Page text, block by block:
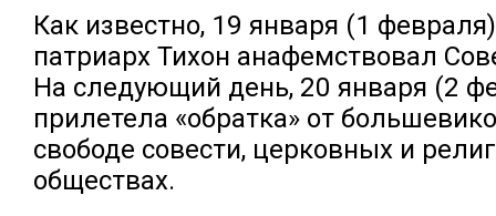
Как известно, 19 января (1
патриарх Тихон анафемствовал
На следующий день, 20 января (2
прилетела «обратка» от
свободе совести, церковных и
обществах.